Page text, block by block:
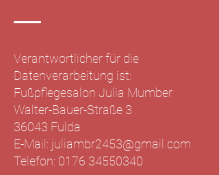
Verantwortlicher für die
Datenverarbeitung ist:
Fußpflegesalon Julia Mumber
Walter-Bauer-Straße 3
36043 Fulda
E-Mail: juliambr2453@gmail.com
Telefon: 0176 34550340